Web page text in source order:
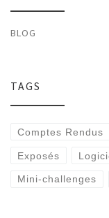
BLOG
TAGS
Comptes Rendus
Exposés
Mini-challenges